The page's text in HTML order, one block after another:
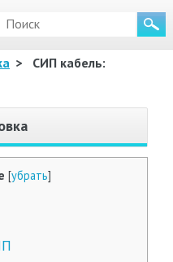
МЕНЮ
>
СИП кабель:
[убрать]